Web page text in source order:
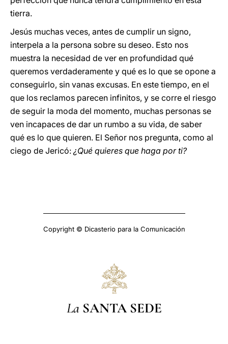
tierra.
Jesús muchas veces, antes de cumplir un signo,
interpela a la persona sobre su deseo. Esto nos
muestra la necesidad de ver en profundidad qué
queremos verdaderamente y qué es lo que se opone a
conseguirlo, sin vanas excusas. En este tiempo, en el
que los reclamos parecen infinitos, y se corre el riesgo
de seguir la moda del momento, muchas personas se
ven incapaces de dar un rumbo a su vida, de saber
qué es lo que quieren. El Señor nos pregunta, como al
ciego de Jericó: ¿Qué quieres que haga por ti?
Copyright © Dicasterio para la Comunicación
La SANTA SEDE